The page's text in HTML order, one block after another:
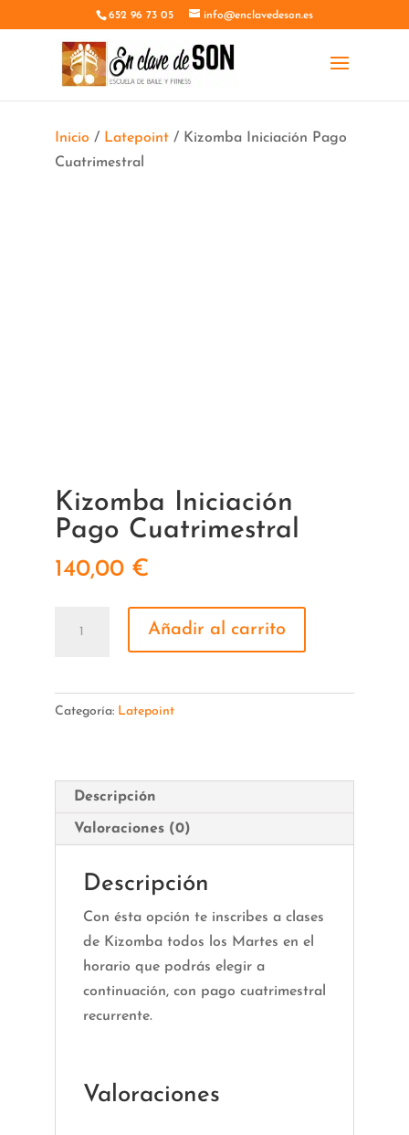
652 96 73 05 info@enclavedeson.es
Inicio / Latepoint/ Kizomba Iniciación Pago
Cuatrimestral
Kizomba Iniciación
Pago Cuatrimestral
140,00 €
Cuatrimestral
cantidad
Añadir al carrito
Categoría: Latepoint
Descripción
Valoraciones (0)
Descripción
Con ésta opción te inscribes a clases
de Kizomba todos los Martes en el
horario que podrás elegir a
continuación, con pago cuatrimestral
recurrente.
Valoraciones